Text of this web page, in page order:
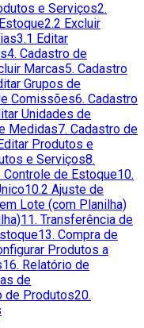
e Serviços2.
2.2 Excluir
3.1 Editar
4. Cadastro de
Marcas5. Cadastro
Grupos de
Comissões6. Cadastro
Unidades de
Medidas7. Cadastro de
Produtos e
e Serviços8.
Controle de Estoque10.
10.2 Ajuste de
Lote (com Planilha)
11. Transferência de
13. Compra de
Produtos a
16. Relatório de
de
de Produtos20.